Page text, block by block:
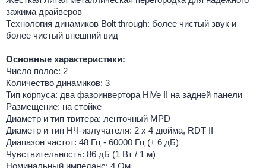
зажима драйверов
Технология динамиков Bolt through: более чистый звук и
более чистый внешний вид
Основные характеристики:
Число полос: 2
Количество динамиков: 3
Тип корпуса: два фазоинвертора HiVe II на задней панели
Размещение: на стойке
Диаметр и тип твитера: ленточный MPD
Диаметр и тип НЧ-излучателя: 2 х 4 дюйма, RDT II
Диапазон частот: 48 Гц - 60000 Гц (± 6 дБ)
Чувствительность: 86 дБ (1 Вт / 1 м)